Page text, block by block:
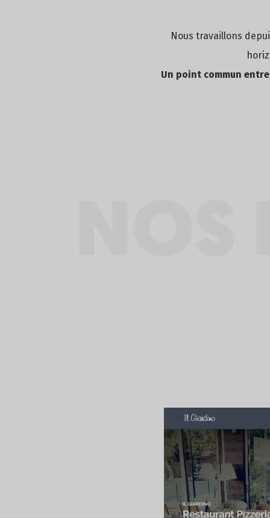
Nous travaillons
Un point commun